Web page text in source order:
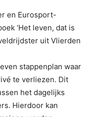
en Eurosport-
‘Het leven, dat is
uit Vlierden
stappenplan waar
te verliezen. Dit
het dagelijks
Hierdoor kan